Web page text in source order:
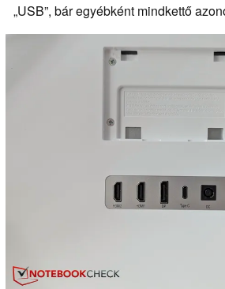
„USB”, bár egyébként mindkettő